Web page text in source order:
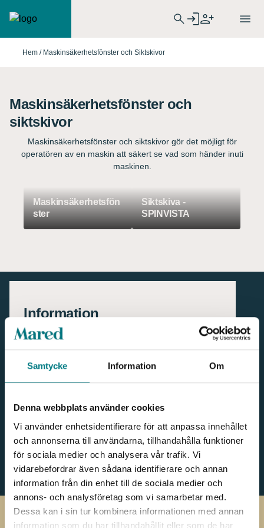
Samtycke Information Om
Denna webbplats använder cookies
Vi använder enhetsidentifierare för att anpassa innehållet
och annonserna till användarna, tillhandahålla funktioner
för sociala medier och analysera vår trafik. Vi
vidarebefordrar även sådana identifierare och annan
information från din enhet till de sociala medier och
annons- och analysföretag som vi samarbetar med.
Dessa kan i sin tur kombinera informationen med annan
information som du har tillhandahållit eller som de har
Hem / Maskinsäkerhetsfönster och Siktskivor
Maskinsäkerhetsfönster och
siktskivor
Maskinsäkerhetsfönster och siktskivor gör det möjligt för
operatören av en maskin att säkert se vad som händer inuti
maskinen.
Maskinsäkerhetsfön
ster
Siktskiva -
SPINVISTA
Information
Våra maskinsäkhetsfönster är anpassade och
certifierade efter dina behov så att du säkert kan
komplettera det med en SPINVISTA så kan du tydligt
se vad som pågår i maskinen.
erbjuder vi istället SPINVISTA som är ett utmärkt
lägre, medan NEO har en större diameter. Läs mer
påprodukt sidorna !